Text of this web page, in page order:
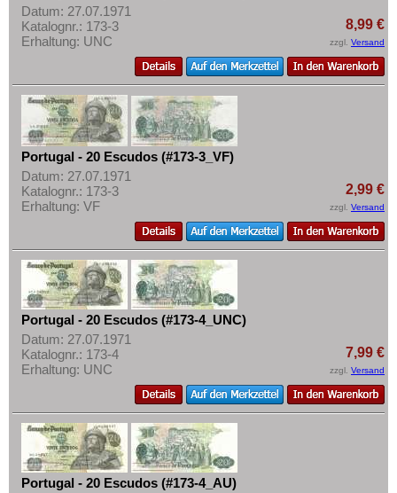
Datum: 27.07.1971
Katalognr.: 173-3
Erhaltung: UNC
8,99 €
zzgl. Versand
Portugal - 20 Escudos (#173-3_VF)
Datum: 27.07.1971
Katalognr.: 173-3
Erhaltung: VF
2,99 €
zzgl. Versand
Portugal - 20 Escudos (#173-4_UNC)
Datum: 27.07.1971
Katalognr.: 173-4
Erhaltung: UNC
7,99 €
zzgl. Versand
Portugal - 20 Escudos (#173-4_AU)